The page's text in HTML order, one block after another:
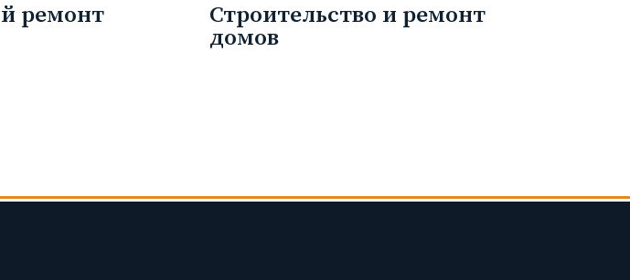
ремонт
Строительство и ремонт
домов